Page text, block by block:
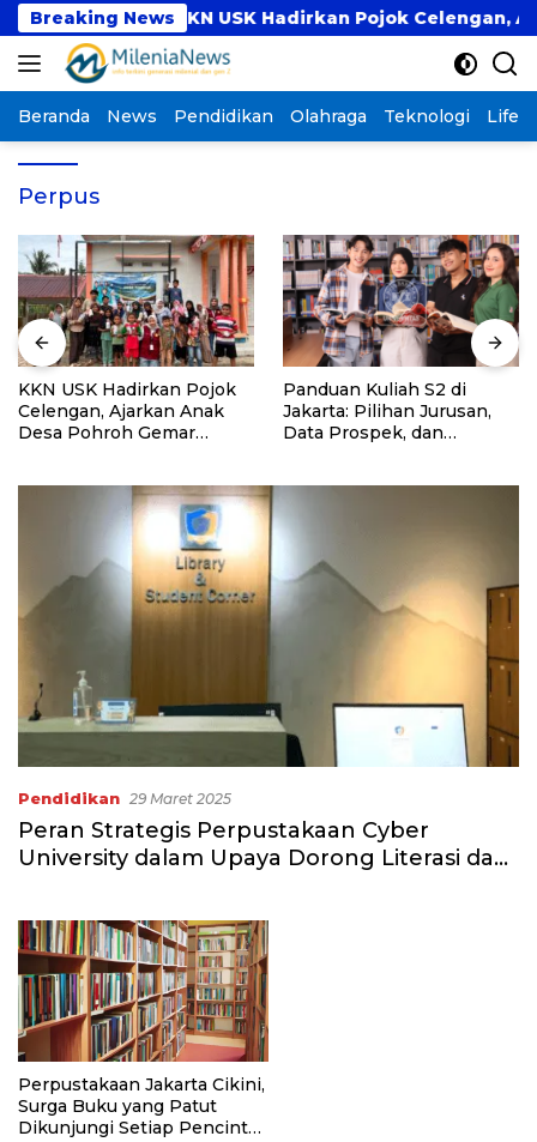
Langsung
ke
konten
Breaking NewsKKN USK Hadirkan Pojok Celengan,
Beranda News Pendidikan Olahraga Teknologi
Perpus
KKN USK Hadirkan Pojok
Celengan, Ajarkan Anak
Desa Pohroh Gemar
Panduan Kuliah S2 di
Jakarta: Pilihan Jurusan,
Data Prospek, dan
Pendidikan 29 Maret 2025
Peran Strategis Perpustakaan Cyber
University dalam Upaya Dorong Literasi dan
Perpustakaan Jakarta Cikini,
Surga Buku yang Patut
Dikunjungi Setiap Pencinta